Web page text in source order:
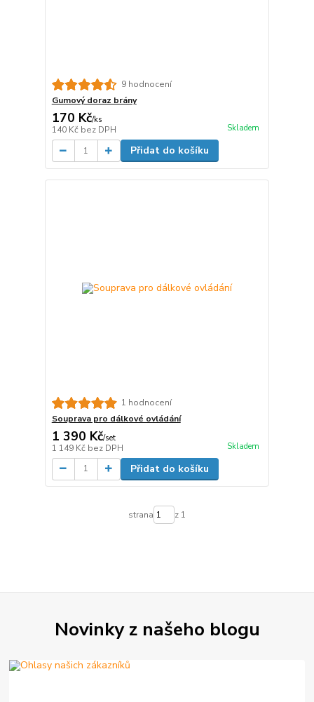
9 hodnocení
Gumový doraz brány
170 Kč/ks
140 Kč bez DPH Skladem
Přidat do košíku
1 hodnocení
Souprava pro dálkové ovládání
1 390 Kč/set
1 149 Kč bez DPH Skladem
Přidat do košíku
strana z 1
Novinky z našeho blogu